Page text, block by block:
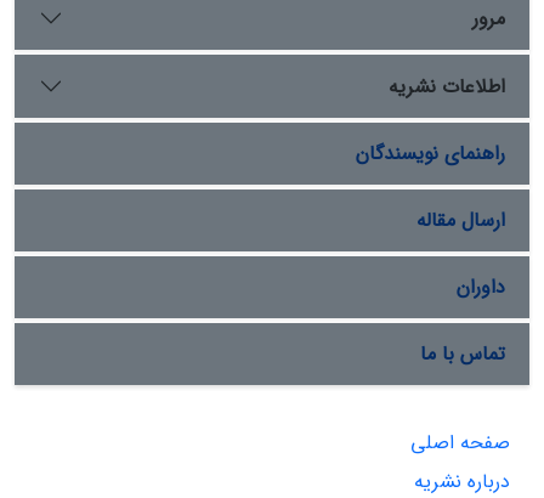
مرور
اطلاعات نشریه
راهنمای نویسندگان
ارسال مقاله
داوران
تماس با ما
صفحه اصلی
درباره نشریه